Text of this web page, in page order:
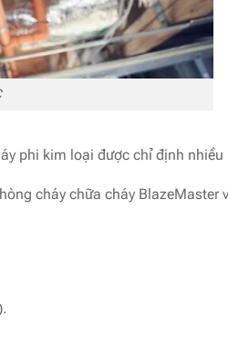
phi kim loại được chỉ định
cháy chữa cháy BlazeMaster